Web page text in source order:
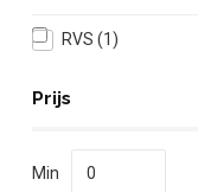
RVS (1)
Prijs
Min